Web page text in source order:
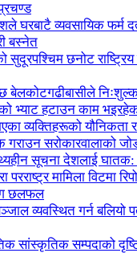
घरबाटै व्यवसायिक फर्म
बस्नेत
सुदूरपश्चिम छनोट
बेलकोटगढीबासीले
भ्याट हटाउन काम
व्यक्तिहरूको यौनिकता
गराउन सरोकारवालाको
सूचना देशलाई घातक:
परराष्ट्र मामिला विटमा
छलफल
व्यवस्थित गर्न बलियो
सांस्कृतिक सम्पदाको